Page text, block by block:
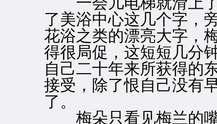
了美浴中心这几个字，
花浴之类的漂亮大字，
得很局促，这短短几分
自己二十年来所获得的
接受，除了恨自己没有
了。
梅朵只看见梅兰的嘴